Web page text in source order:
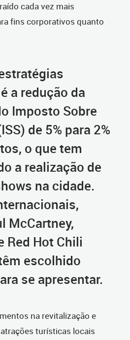
cada vez mais
fins corporativos quanto
a redução da
Imposto Sobre
de 5% para 2%
o que tem
a realização de
na cidade.
McCartney,
Red Hot Chili
escolhido
se apresentar.
na revitalização e
turísticas locais